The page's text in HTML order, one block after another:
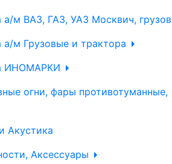
а/м ВАЗ, ГАЗ, УАЗ Москвич,
а/м Грузовые и трактора
ИНОМАРКИ
огни, фары противотуманные,
Акустика
Аксессуары